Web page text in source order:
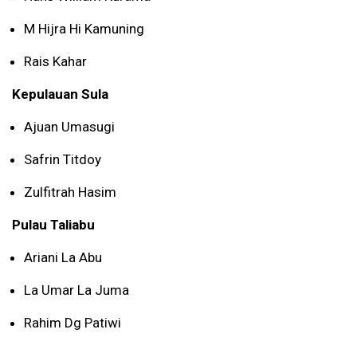
M Hijra Hi Kamuning
Rais Kahar
Kepulauan Sula
Ajuan Umasugi
Safrin Titdoy
Zulfitrah Hasim
Pulau Taliabu
Ariani La Abu
La Umar La Juma
Rahim Dg Patiwi